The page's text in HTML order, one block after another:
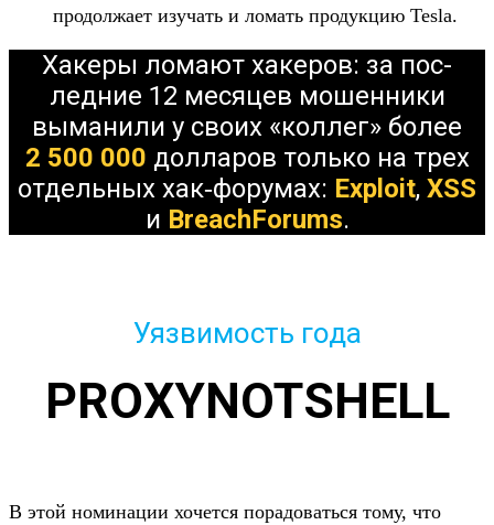
про­дол­жает изу­чать и ломать про­дук­цию Tesla.
Ха­керы лома­ют хакеров: за пос­
ледние 12 месяцев мошен­ники
вымани­ли у сво­их «кол­лег» более
2 500 000 дол­ларов толь­ко на трех
отдель­ных хак‑форумах: Exploit, XSS
и BreachForums.
Уязвимость года
PROXYNOTSHELL
В этой номина­ции хочет­ся порадо­вать­ся тому, что